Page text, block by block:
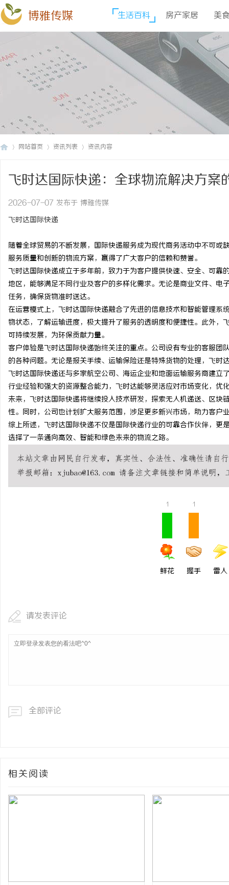
博雅传媒 生活百科 房产家居 美
网站首页 资讯列表 资讯内容
飞时达国际快递：全球物流解决方案
2026-07-07 发布于 博雅传媒
飞时达国际快递
随着全球贸易的不断发展，国际快递服务成为现代商务活动中不可
服务质量和创新的物流方案，赢得了广大客户的信赖和赞誉。
飞时达国际快递成立于多年前，致力于为客户提供快速、安全、可
地区，能够满足不同行业及客户的多样化需求。无论是商业文件、
任务，确保货物准时送达。
在运营模式上，飞时达国际快递融合了先进的信息技术和智能管理
物状态，了解运输进度，极大提升了服务的透明度和便捷性。此外
可持续发展，为环保贡献力量。
客户体验是飞时达国际快递始终关注的重点。公司设有专业的客服
的各种问题。无论是报关手续、运输保险还是特殊货物的处理，飞时
飞时达国际快递还与多家航空公司、海运企业和地面运输服务商建
行业经验和强大的资源整合能力，飞时达能够灵活应对市场变化，优
未来，飞时达国际快递将继续投入技术研发，探索无人机递送、区
性。同时，公司也计划扩大服务范围，涉足更多新兴市场，助力客户
综上所述，飞时达国际快递不仅是国际快递行业的可靠合作伙伴，
选择了一条通向高效、智能和绿色未来的物流之路。
1
鲜花
1
握手 雷人
请发表评论
全部评论
相关阅读
商标转让：专业转让流